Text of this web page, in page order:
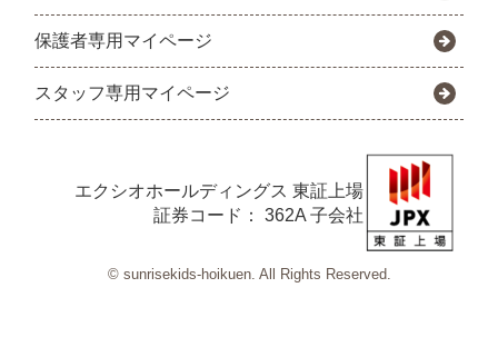
保護者専用マイページ
スタッフ専用マイページ
エクシオホールディングス 東証上場
証券コード： 362A 子会社
© sunrisekids-hoikuen. All Rights Reserved.